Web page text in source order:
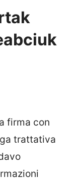
firma con
trattativa